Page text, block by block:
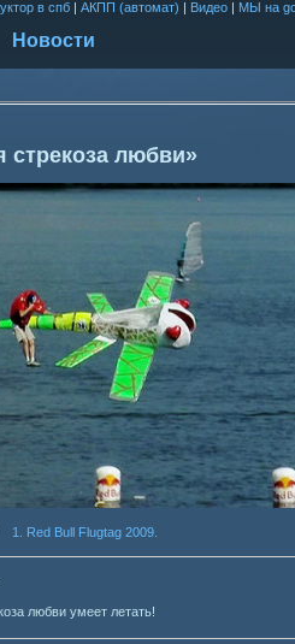
в спб| АКПП (автомат) | Видео| МЫ на
Новости
стрекоза любви»
1. Red Bull Flugtag 2009.
любви умеет летать!